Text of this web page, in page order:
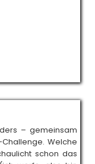
– gemeinsam
Welche
schon das